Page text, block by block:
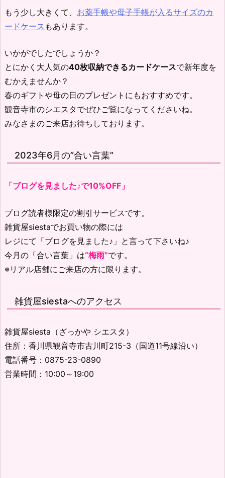
もう少し大きくて、 お薬手帳や母子手帳が入るサイズのカ
ードケース もあります。
いかがでしたでしょうか？
とにかく大人気の40枚収納できるカードケースで新年度を
むかえませんか？
春のギフトや母の日のプレゼントにもおすすめです。
観音寺市のシエスタでぜひご覧になってくださいね。
みなさまのご来店お待ちしております。
2023年6月の”合い言葉”
「ブログを見ました♪で10%OFF」
ブログ読者様限定の割引サービスです。
雑貨屋siestaでお買い物の際には
レジにて「ブログを見ました♪」と言って下さいね♪
今月の「合い言葉」は“梅雨”です。
※リアル店舗にご来店の方に限ります。
雑貨屋siestaへのアクセス
雑貨屋siesta（ざっかや シエスタ）
住所：香川県観音寺市古川町215-3（国道11号線沿い）
電話番号：0875-23-0890
営業時間：10:00～19:00